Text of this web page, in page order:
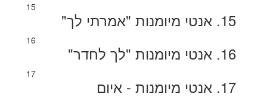
15
15. אנטי מיומנות "אמרתי לך"
16
16. אנטי מיומנות "לך לחדר"
17
17. אנטי מיומנות - איום